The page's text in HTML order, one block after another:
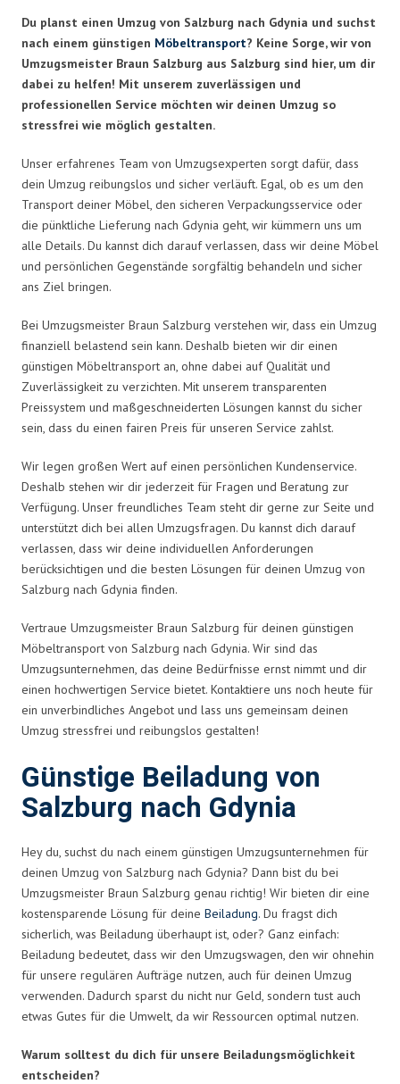
Du planst einen Umzug von Salzburg nach Gdynia und suchst
nach einem günstigen Möbeltransport? Keine Sorge, wir von
Umzugsmeister Braun Salzburg aus Salzburg sind hier, um dir
dabei zu helfen! Mit unserem zuverlässigen und
professionellen Service möchten wir deinen Umzug so
stressfrei wie möglich gestalten.
Unser erfahrenes Team von Umzugsexperten sorgt dafür, dass
dein Umzug reibungslos und sicher verläuft. Egal, ob es um den
Transport deiner Möbel, den sicheren Verpackungsservice oder
die pünktliche Lieferung nach Gdynia geht, wir kümmern uns um
alle Details. Du kannst dich darauf verlassen, dass wir deine Möbel
und persönlichen Gegenstände sorgfältig behandeln und sicher
ans Ziel bringen.
Bei Umzugsmeister Braun Salzburg verstehen wir, dass ein Umzug
finanziell belastend sein kann. Deshalb bieten wir dir einen
günstigen Möbeltransport an, ohne dabei auf Qualität und
Zuverlässigkeit zu verzichten. Mit unserem transparenten
Preissystem und maßgeschneiderten Lösungen kannst du sicher
sein, dass du einen fairen Preis für unseren Service zahlst.
Wir legen großen Wert auf einen persönlichen Kundenservice.
Deshalb stehen wir dir jederzeit für Fragen und Beratung zur
Verfügung. Unser freundliches Team steht dir gerne zur Seite und
unterstützt dich bei allen Umzugsfragen. Du kannst dich darauf
verlassen, dass wir deine individuellen Anforderungen
berücksichtigen und die besten Lösungen für deinen Umzug von
Salzburg nach Gdynia finden.
Vertraue Umzugsmeister Braun Salzburg für deinen günstigen
Möbeltransport von Salzburg nach Gdynia. Wir sind das
Umzugsunternehmen, das deine Bedürfnisse ernst nimmt und dir
einen hochwertigen Service bietet. Kontaktiere uns noch heute für
ein unverbindliches Angebot und lass uns gemeinsam deinen
Umzug stressfrei und reibungslos gestalten!
Günstige Beiladung von
Salzburg nach Gdynia
Hey du, suchst du nach einem günstigen Umzugsunternehmen für
deinen Umzug von Salzburg nach Gdynia? Dann bist du bei
Umzugsmeister Braun Salzburg genau richtig! Wir bieten dir eine
kostensparende Lösung für deine Beiladung. Du fragst dich
sicherlich, was Beiladung überhaupt ist, oder? Ganz einfach:
Beiladung bedeutet, dass wir den Umzugswagen, den wir ohnehin
für unsere regulären Aufträge nutzen, auch für deinen Umzug
verwenden. Dadurch sparst du nicht nur Geld, sondern tust auch
etwas Gutes für die Umwelt, da wir Ressourcen optimal nutzen.
Warum solltest du dich für unsere Beiladungsmöglichkeit
entscheiden?